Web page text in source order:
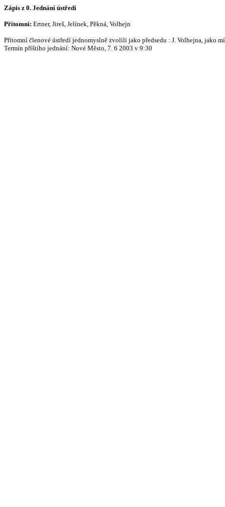
Zápis z 0. Jednání ústředí
Přítomni: Ertner, Jireš, Jelínek, Pěkná, Volhejn
Přítomní členové ústředí jednomyslně zvolili jako předsedu : J. Volhejna, jako
Termín příštího jednání: Nové Město, 7. 6 2003 v 9:30